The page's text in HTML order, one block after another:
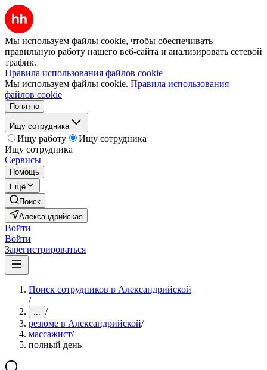
Мы используем файлы cookie, чтобы обеспечивать
правильную работу нашего веб-сайта и анализировать сетевой
трафик.
Правила использования файлов cookie
Мы используем файлы cookie. Правила использования
файлов cookie
Понятно
Ищу сотрудника
Ищу работу
Ищу сотрудника
Ищу сотрудника
Сервисы
Помощь
Ещё
Поиск
Александрийская
Войти
Войти
Зарегистрироваться
Поиск сотрудников в Александрийской
/
... /
резюме в Александрийской/
массажист/
полный день